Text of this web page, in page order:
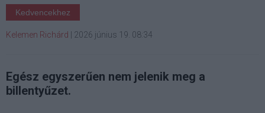
Kedvencekhez
Kelemen Richárd 2026 június 19. 08:34
Egész egyszerűen nem jelenik meg a
billentyűzet.